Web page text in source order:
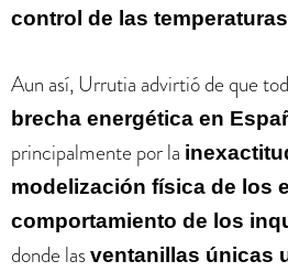
control de las
Aun así, Urrutia advirtió de que
brecha energética en
principalmente por la
modelización física de los
comportamiento de los
donde lasventanillas únicas